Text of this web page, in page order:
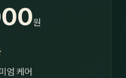
원
엄 케어